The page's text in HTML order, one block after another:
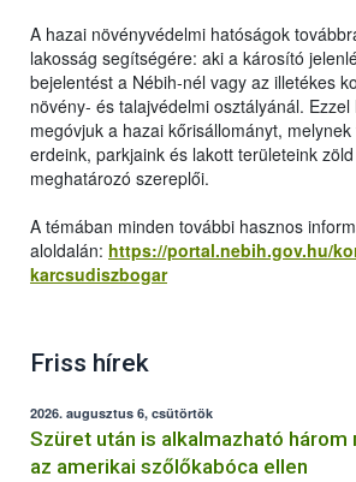
A hazai növényvédelmi hatóságok
lakosság segítségére: aki a károsító
bejelentést a Nébih-nél vagy az illetékes
növény- és talajvédelmi osztályánál.
megóvjuk a hazai kőrisállományt,
erdeink, parkjaink és lakott területeink
meghatározó szereplői.
A témában minden további hasznos
aloldalán: https://portal.nebih.gov.hu/
karcsudiszbogar
Friss hírek
2026. augusztus 6, csütörtök
Szüret után is alkalmazható három
az amerikai szőlőkabóca ellen